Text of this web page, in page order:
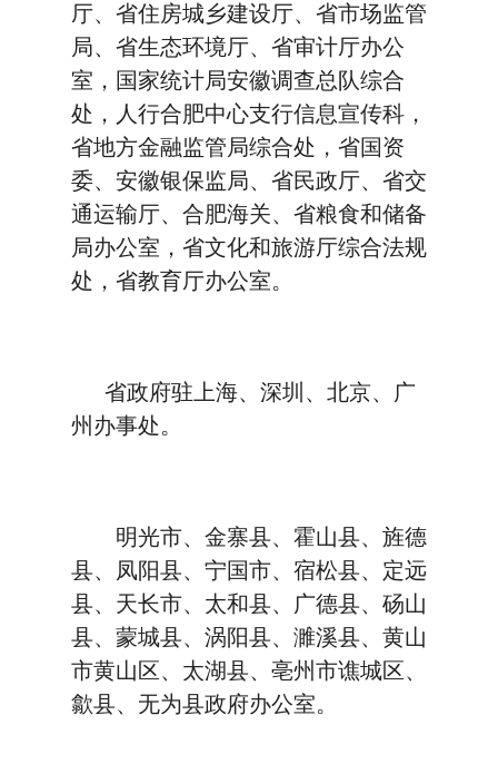
厅、省住房城乡建设厅、省市场监管
局、省生态环境厅、省审计厅办公
室，国家统计局安徽调查总队综合
处，人行合肥中心支行信息宣传科，
省地方金融监管局综合处，省国资
委、安徽银保监局、省民政厅、省交
通运输厅、合肥海关、省粮食和储备
局办公室，省文化和旅游厅综合法规
处，省教育厅办公室。
省政府驻上海、深圳、北京、广
州办事处。
明光市、金寨县、霍山县、旌德
县、凤阳县、宁国市、宿松县、定远
县、天长市、太和县、广德县、砀山
县、蒙城县、涡阳县、濉溪县、黄山
市黄山区、太湖县、亳州市谯城区、
歙县、无为县政府办公室。